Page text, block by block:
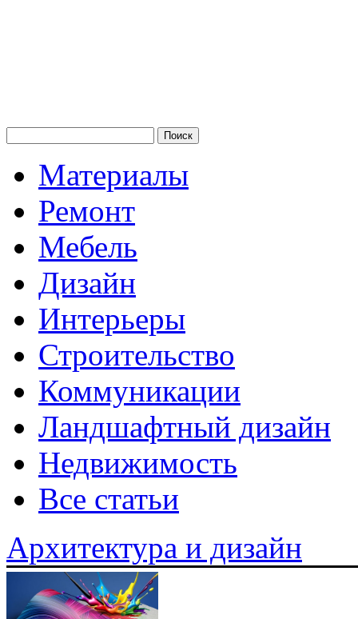
Материалы
Ремонт
Мебель
Дизайн
Интерьеры
Строительство
Коммуникации
Ландшафтный дизайн
Недвижимость
Все статьи
Архитектура и дизайн